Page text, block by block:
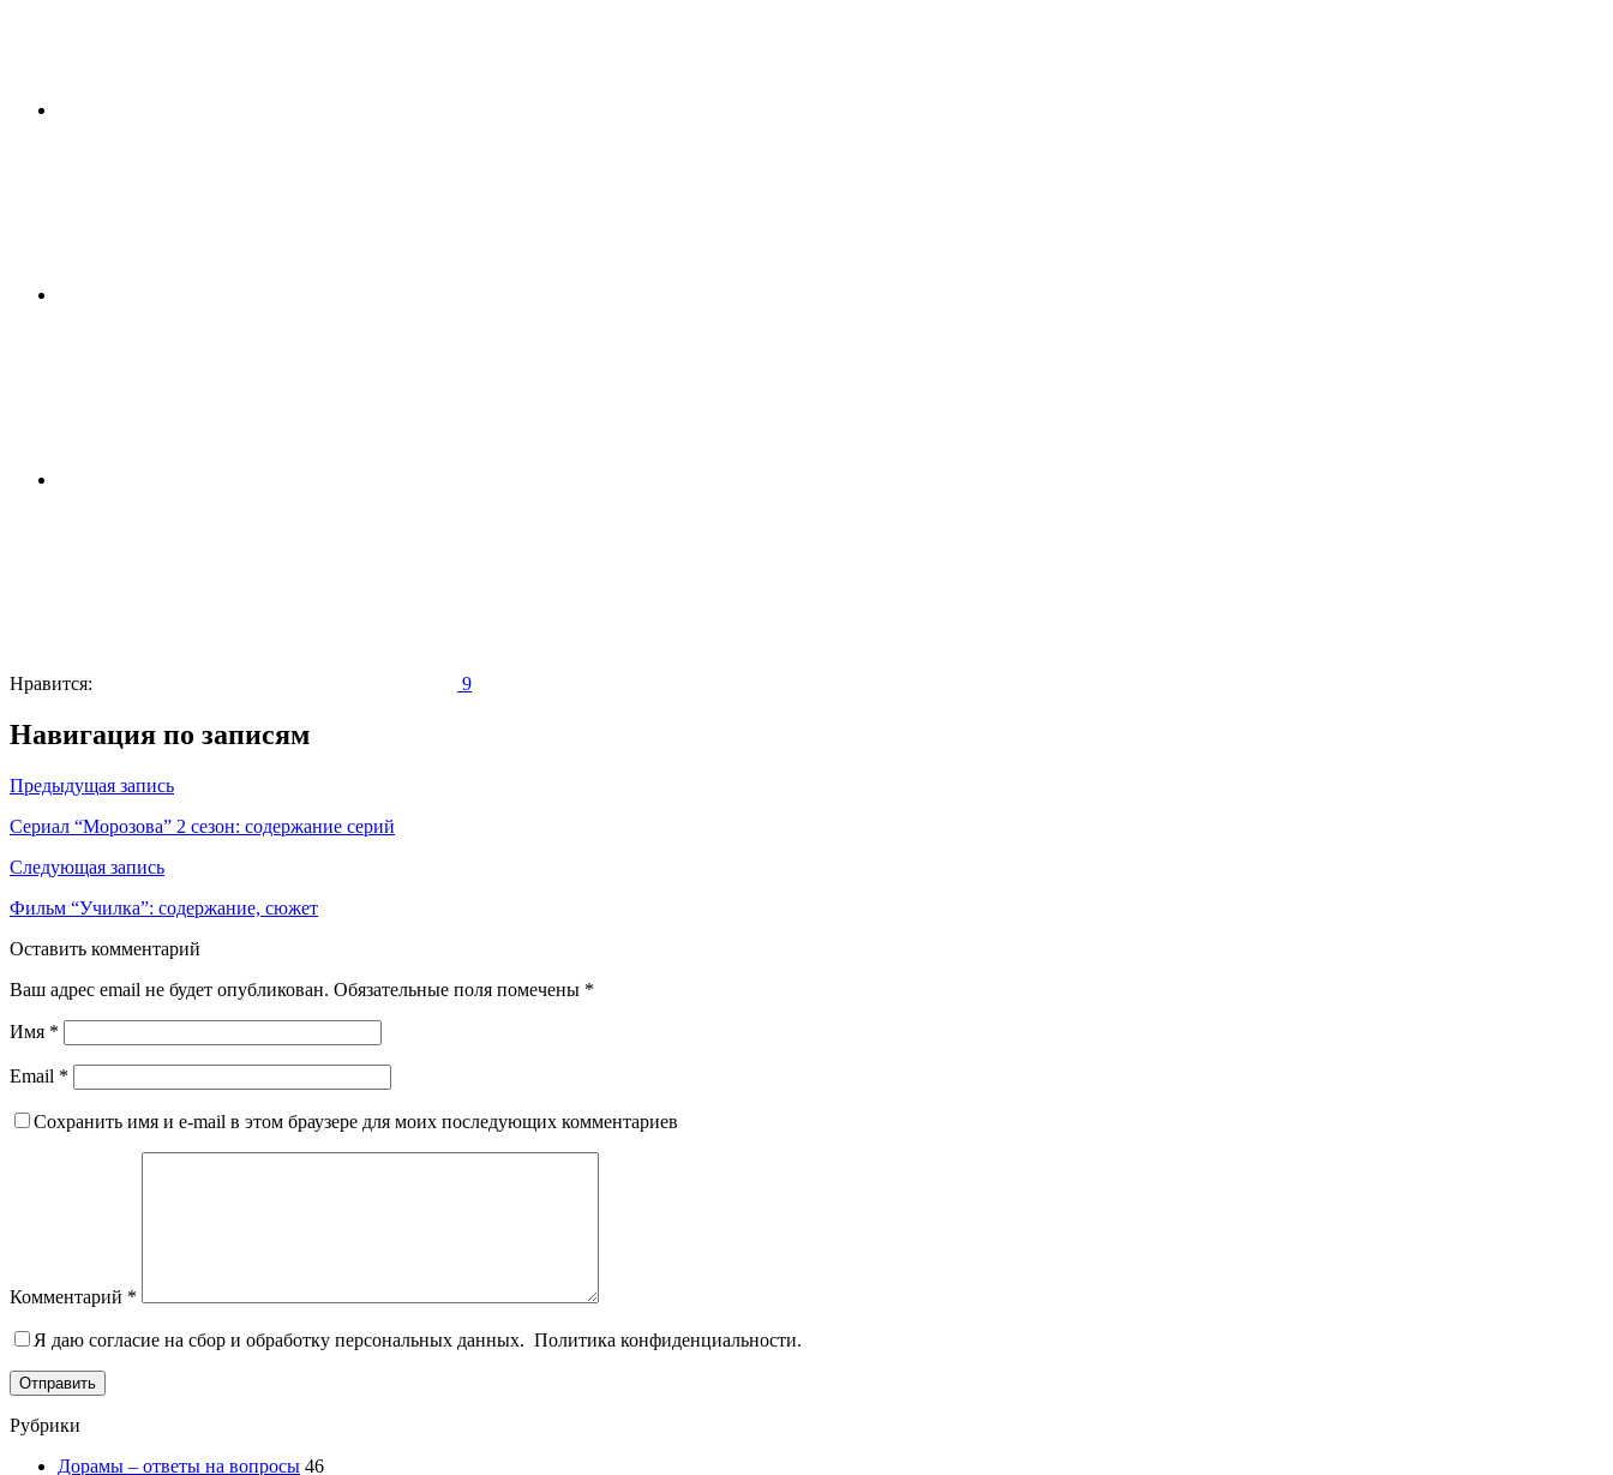
Нравится: 9
Навигация по записям
Предыдущая запись
Сериал “Морозова” 2 сезон: содержание серий
Следующая запись
Фильм “Училка”: содержание, сюжет
Оставить комментарий
Ваш адрес email не будет опубликован. Обязательные поля помечены *
Имя *
Email *
Сохранить имя и e-mail в этом браузере для моих последующих комментариев
Комментарий *
Я даю согласие на сбор и обработку персональных данных. Политика конфиденциальности.
Отправить
Рубрики
Дорамы – ответы на вопросы 46